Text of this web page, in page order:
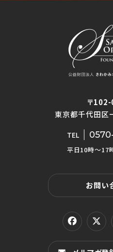
〒
東京都千代田区
TEL
平日10時〜17
お問い